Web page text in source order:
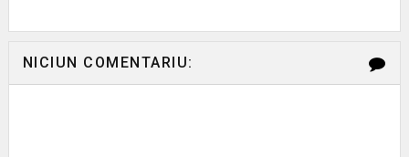
NICIUN COMENTARIU: